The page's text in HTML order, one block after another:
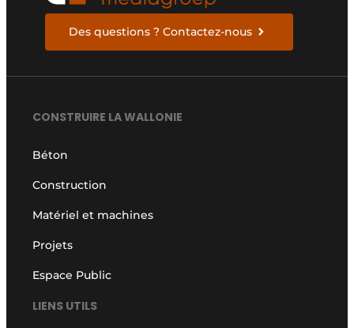
Des questions ? Contactez-nous
CONSTRUIRE LA WALLONIE
Béton
Construction
Matériel et machines
Projets
Espace Public
LIENS UTILS